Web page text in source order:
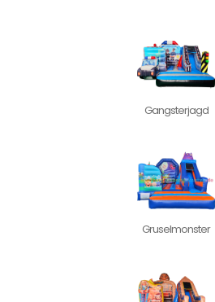
Gangsterjagd
Gruselmonster